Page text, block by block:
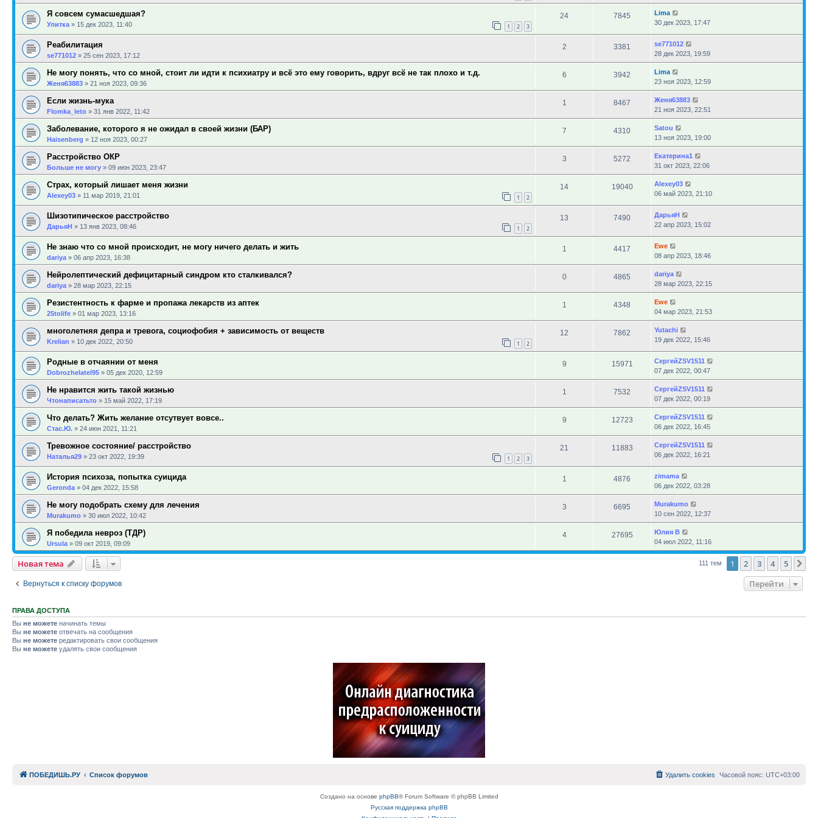
Я совсем сумасшедшая?
Улитка » 15 дек 2023, 11:40 1 2 3
24 7845
Lima
30 дек 2023, 17:47
Реабилитация
se771012 » 25 сен 2023, 17:12
2 3381
se771012
28 дек 2023, 19:59
Не могу понять, что со мной, стоит ли идти к психиатру и всё это ему говорить, вдруг всё не так плохо и т.д.
Женя63883 » 21 ноя 2023, 09:36
6 3942
Lima
23 ноя 2023, 12:59
Если жизнь-мука
Flomka_leto » 31 янв 2022, 11:42
1 8467
Женя63883
21 ноя 2023, 22:51
Заболевание, которого я не ожидал в своей жизни (БАР)
Haisenberg » 12 ноя 2023, 00:27
7 4310
Satou
13 ноя 2023, 19:00
Расстройство ОКР
Больше не могу » 09 июн 2023, 23:47
3 5272
Екатерина1
31 окт 2023, 22:06
Страх, который лишает меня жизни
Alexey03 » 11 мар 2019, 21:01 1 2
14 19040
Alexey03
06 май 2023, 21:10
Шизотипическое расстройство
ДарьяН » 13 янв 2023, 08:46 1 2
13 7490
ДарьяН
22 апр 2023, 15:02
Не знаю что со мной происходит, не могу ничего делать и жить
dariya » 06 апр 2023, 16:38
1 4417
Ewe
08 апр 2023, 18:46
Нейролептический дефицитарный синдром кто сталкивался?
dariya » 28 мар 2023, 22:15
0 4865
dariya
28 мар 2023, 22:15
Резистентность к фарме и пропажа лекарств из аптек
25tolife » 01 мар 2023, 13:16
1 4348
Ewe
04 мар 2023, 21:53
многолетняя депра и тревога, социофобия + зависимость от веществ
Krelian » 10 дек 2022, 20:50 1 2
12 7862
Yutachi
19 дек 2022, 15:46
Родные в отчаянии от меня
Dobrozhelatel95 » 05 дек 2020, 12:59
9 15971
СергейZSV1511
07 дек 2022, 00:47
Не нравится жить такой жизнью
Чтонаписатьто » 15 май 2022, 17:19
1 7532
СергейZSV1511
07 дек 2022, 00:19
Что делать? Жить желание отсутвует вовсе..
Стас.Ю. » 24 июн 2021, 11:21
9 12723
СергейZSV1511
06 дек 2022, 16:45
Тревожное состояние/ расстройство
Наталья29 » 23 окт 2022, 19:39 1 2 3
21 11883
СергейZSV1511
06 дек 2022, 16:21
История психоза, попытка суицида
Geronda » 04 дек 2022, 15:58
1 4876
zimama
06 дек 2022, 03:28
Не могу подобрать схему для лечения
Murakumo » 30 июл 2022, 10:42
3 6695
Murakumo
10 сен 2022, 12:37
Я победила невроз (ТДР)
Ursula » 09 окт 2019, 09:09
4 27695
Юлия В
04 июл 2022, 11:16
Новая тема 111 тем 1 2 3 4 5
Вернуться к списку форумов Перейти
ПРАВА ДОСТУПА
Вы не можете начинать темы
Вы не можете отвечать на сообщения
Вы не можете редактировать свои сообщения
Вы не можете удалять свои сообщения
ПОБЕДИШЬ.РУ Список форумов Часовой пояс: UTC+03:00
Удалить cookies
Создано на основе phpBB® Forum Software © phpBB Limited
Русская поддержка phpBB